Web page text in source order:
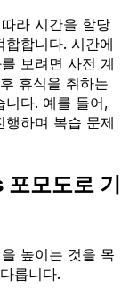
라 시간을 할당
합니다. 시간에
보려면 사전 계
휴식을 취하는
니다. 예를 들어,
하며 복습 문제
포모도로 기
높이는 것을 목
릅니다.